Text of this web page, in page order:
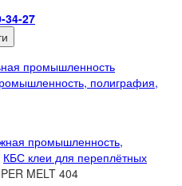
34-27
промышленность
полиграфия,
промышленность,
КБС клеи для переплётных
MELT 404